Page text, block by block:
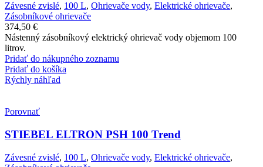
Závesné zvislé, 100 L, Ohrievače vody, Elektrické ohrievače,
Zásobníkové ohrievače
374,50 €
Nástenný zásobníkový elektrický ohrievač vody objemom 100
litrov.
Pridať do nákupného zoznamu
Pridať do košíka
Rýchly náhľad
Porovnať
STIEBEL ELTRON PSH 100 Trend
Závesné zvislé, 100 L, Ohrievače vody, Elektrické ohrievače,